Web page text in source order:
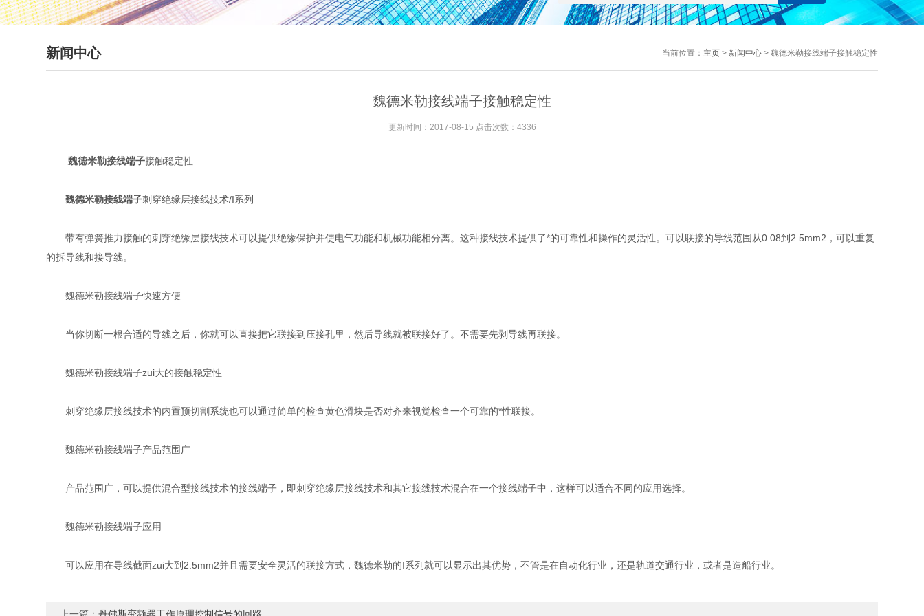
新闻中心 当前位置： 主页> 新闻中心> 魏德米勒接线端子接触稳定性
魏德米勒接线端子接触稳定性
更新时间：2017-08-15 点击次数：4336
魏德米勒接线端子接触稳定性
魏德米勒接线端子刺穿绝缘层接线技术/I系列
带有弹簧推力接触的刺穿绝缘层接线技术可以提供绝缘保护并使电气功能和机械功能相分离。这种接线技术提供了*的可靠性和操作的灵活性。可以联接的导线范围从0.08到2.5mm2，可以重复
的拆导线和接导线。
魏德米勒接线端子快速方便
当你切断一根合适的导线之后，你就可以直接把它联接到压接孔里，然后导线就被联接好了。不需要先剥导线再联接。
魏德米勒接线端子zui大的接触稳定性
刺穿绝缘层接线技术的内置预切割系统也可以通过简单的检查黄色滑块是否对齐来视觉检查一个可靠的*性联接。
魏德米勒接线端子产品范围广
产品范围广，可以提供混合型接线技术的接线端子，即刺穿绝缘层接线技术和其它接线技术混合在一个接线端子中，这样可以适合不同的应用选择。
魏德米勒接线端子应用
可以应用在导线截面zui大到2.5mm2并且需要安全灵活的联接方式，魏德米勒的I系列就可以显示出其优势，不管是在自动化行业，还是轨道交通行业，或者是造船行业。